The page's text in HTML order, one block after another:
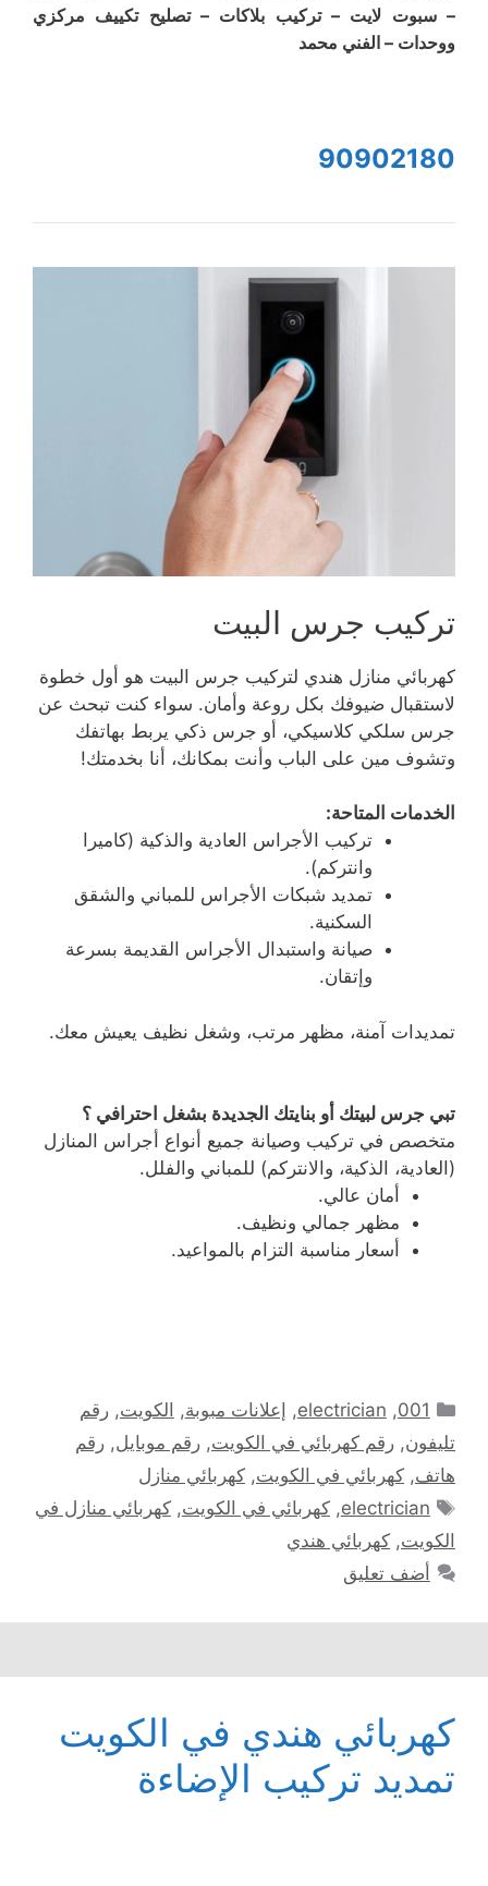
– سبوت لايت – تركيب بلاكات – تصليح تكييف مركزي
ووحدات – الفني محمد
90902180
تركيب جرس البيت
كهربائي منازل هندي لتركيب جرس البيت هو أول خطوة
لاستقبال ضيوفك بكل روعة وأمان. سواء كنت تبحث عن
جرس سلكي كلاسيكي، أو جرس ذكي يربط بهاتفك
وتشوف مين على الباب وأنت بمكانك، أنا بخدمتك!
الخدمات المتاحة:
تركيب الأجراس العادية والذكية (كاميرا
وانتركم).
تمديد شبكات الأجراس للمباني والشقق
السكنية.
صيانة واستبدال الأجراس القديمة بسرعة
وإتقان.
تمديدات آمنة، مظهر مرتب، وشغل نظيف يعيش معك.
تبي جرس لبيتك أو بنايتك الجديدة بشغل احترافي ؟
متخصص في تركيب وصيانة جميع أنواع أجراس المنازل
(العادية، الذكية، والانتركم) للمباني والفلل.
أمان عالي.
مظهر جمالي ونظيف.
أسعار مناسبة التزام بالمواعيد.
التصنيفات
001
,
electrician
, إعلانات مبوبة, الكويت,رقم
تليفون, رقم كهربائي في الكويت, رقم موبايل, رقم
هاتف, كهربائي في الكويت, كهربائي منازل
الوسوم
electrician
,كهربائي في الكويت,كهربائي منازل في
الكويت, كهربائي هندي
أضف تعليق
كهربائي هندي في الكويت
تمديد تركيب الإضاءة